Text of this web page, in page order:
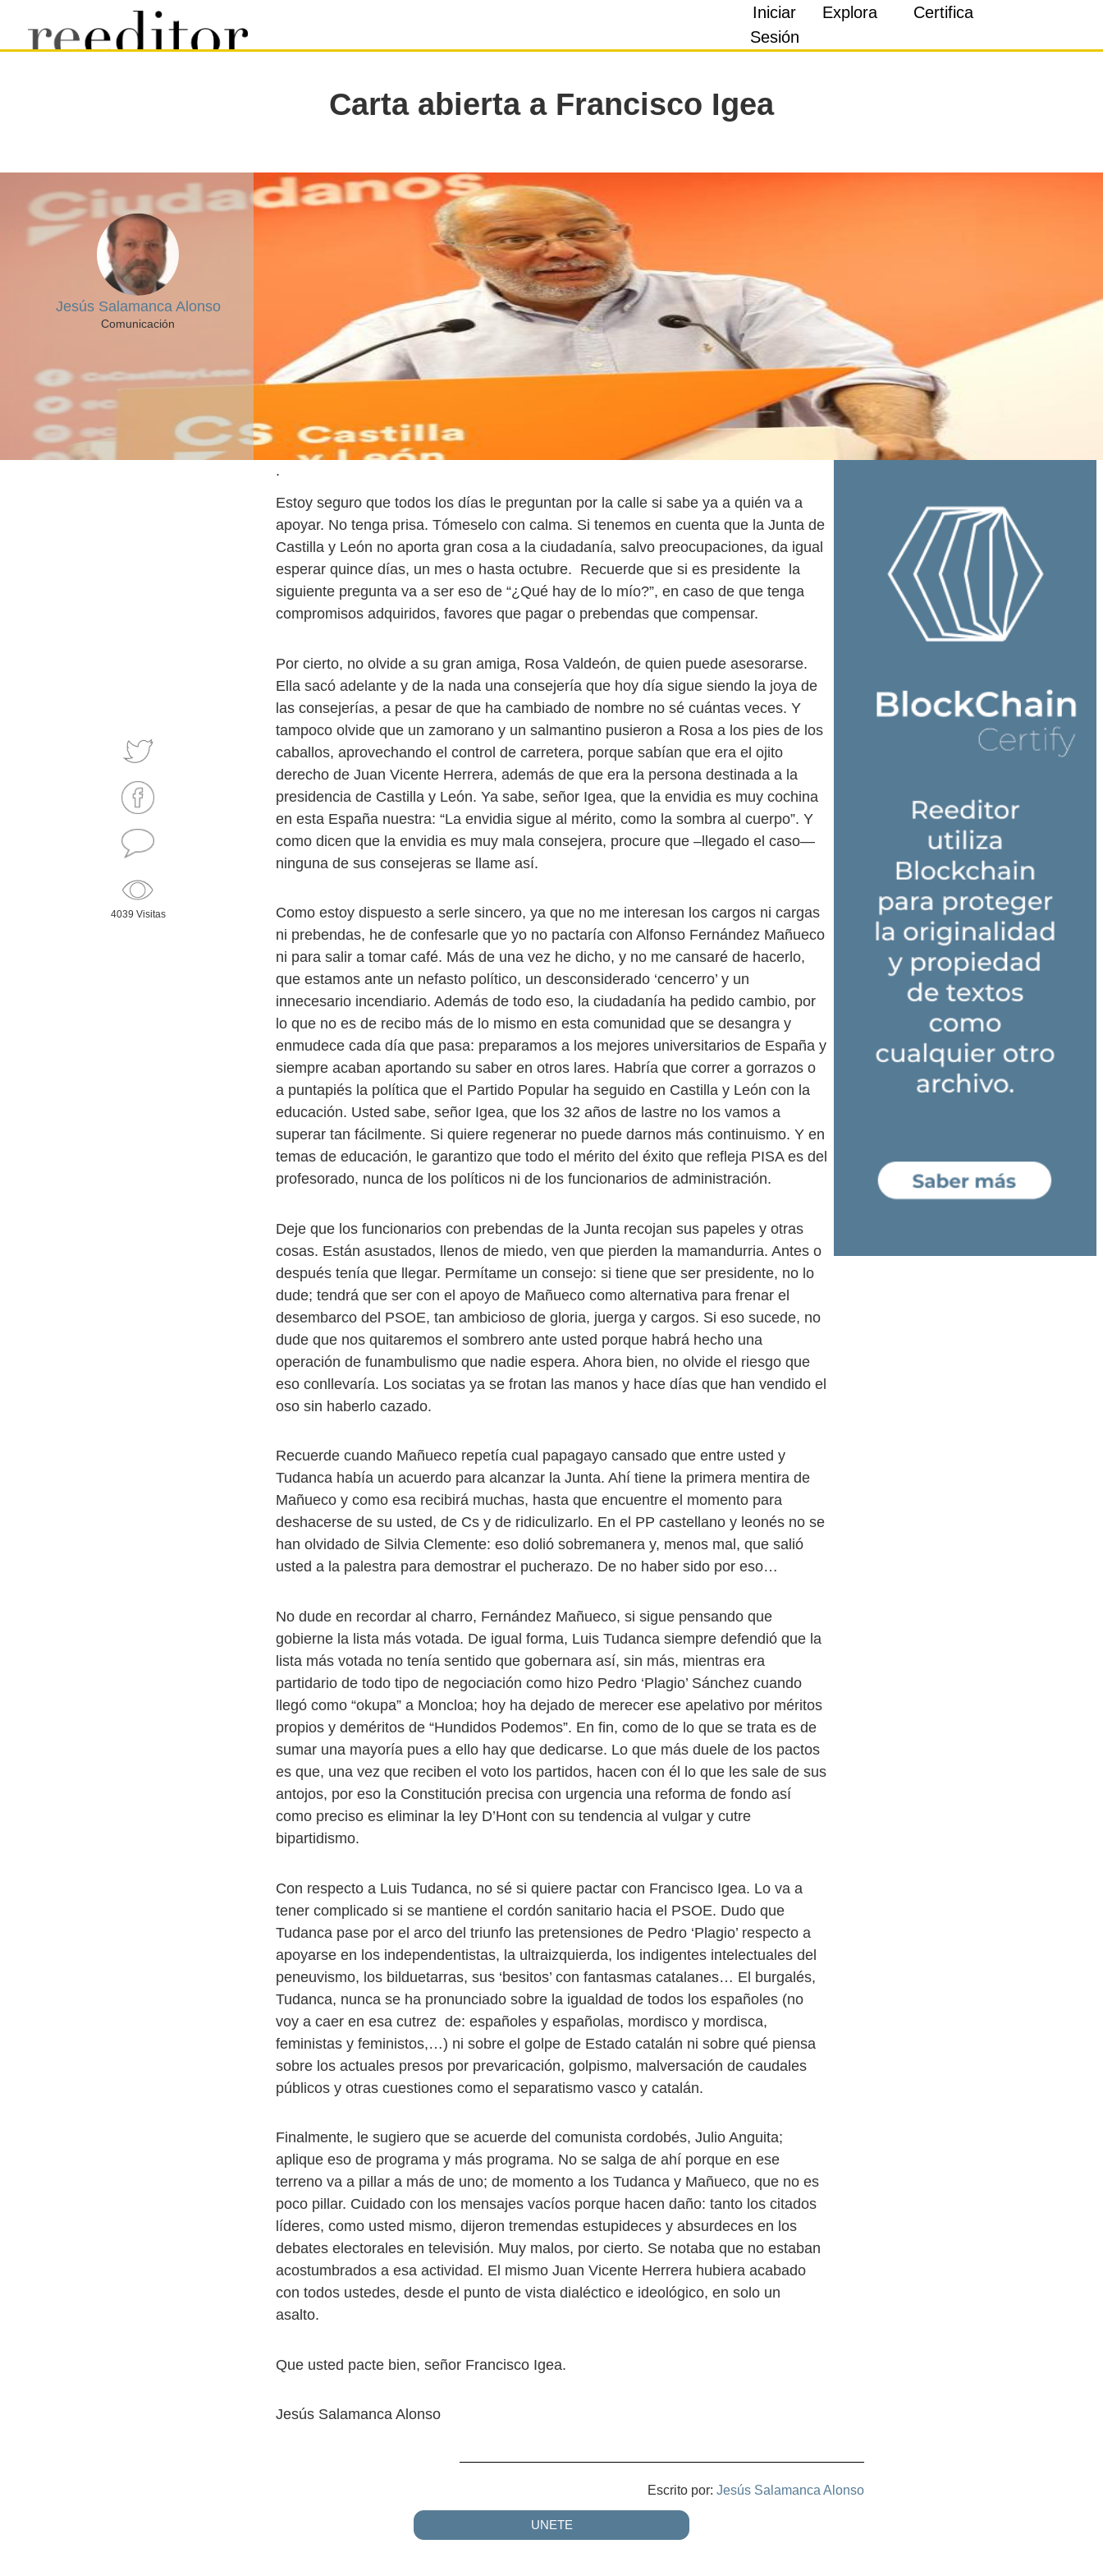
Iniciar
Sesión
Explora Certifica
Jesús Salamanca Alonso
Comunicación
Carta abierta a Francisco Igea
4039 Visitas
.
Estoy seguro que todos los días le preguntan por la calle si sabe ya a quién va a
apoyar. No tenga prisa. Tómeselo con calma. Si tenemos en cuenta que la Junta de
Castilla y León no aporta gran cosa a la ciudadanía, salvo preocupaciones, da igual
esperar quince días, un mes o hasta octubre. Recuerde que si es presidente la
siguiente pregunta va a ser eso de “¿Qué hay de lo mío?”, en caso de que tenga
compromisos adquiridos, favores que pagar o prebendas que compensar.
Por cierto, no olvide a su gran amiga, Rosa Valdeón, de quien puede asesorarse.
Ella sacó adelante y de la nada una consejería que hoy día sigue siendo la joya de
las consejerías, a pesar de que ha cambiado de nombre no sé cuántas veces. Y
tampoco olvide que un zamorano y un salmantino pusieron a Rosa a los pies de los
caballos, aprovechando el control de carretera, porque sabían que era el ojito
derecho de Juan Vicente Herrera, además de que era la persona destinada a la
presidencia de Castilla y León. Ya sabe, señor Igea, que la envidia es muy cochina
en esta España nuestra: “La envidia sigue al mérito, como la sombra al cuerpo”. Y
como dicen que la envidia es muy mala consejera, procure que –llegado el caso—
ninguna de sus consejeras se llame así.
Como estoy dispuesto a serle sincero, ya que no me interesan los cargos ni cargas
ni prebendas, he de confesarle que yo no pactaría con Alfonso Fernández Mañueco
ni para salir a tomar café. Más de una vez he dicho, y no me cansaré de hacerlo,
que estamos ante un nefasto político, un desconsiderado ‘cencerro’ y un
innecesario incendiario. Además de todo eso, la ciudadanía ha pedido cambio, por
lo que no es de recibo más de lo mismo en esta comunidad que se desangra y
enmudece cada día que pasa: preparamos a los mejores universitarios de España y
siempre acaban aportando su saber en otros lares. Habría que correr a gorrazos o
a puntapiés la política que el Partido Popular ha seguido en Castilla y León con la
educación. Usted sabe, señor Igea, que los 32 años de lastre no los vamos a
superar tan fácilmente. Si quiere regenerar no puede darnos más continuismo. Y en
temas de educación, le garantizo que todo el mérito del éxito que refleja PISA es del
profesorado, nunca de los políticos ni de los funcionarios de administración.
Deje que los funcionarios con prebendas de la Junta recojan sus papeles y otras
cosas. Están asustados, llenos de miedo, ven que pierden la mamandurria. Antes o
después tenía que llegar. Permítame un consejo: si tiene que ser presidente, no lo
dude; tendrá que ser con el apoyo de Mañueco como alternativa para frenar el
desembarco del PSOE, tan ambicioso de gloria, juerga y cargos. Si eso sucede, no
dude que nos quitaremos el sombrero ante usted porque habrá hecho una
operación de funambulismo que nadie espera. Ahora bien, no olvide el riesgo que
eso conllevaría. Los sociatas ya se frotan las manos y hace días que han vendido el
oso sin haberlo cazado.
Recuerde cuando Mañueco repetía cual papagayo cansado que entre usted y
Tudanca había un acuerdo para alcanzar la Junta. Ahí tiene la primera mentira de
Mañueco y como esa recibirá muchas, hasta que encuentre el momento para
deshacerse de su usted, de Cs y de ridiculizarlo. En el PP castellano y leonés no se
han olvidado de Silvia Clemente: eso dolió sobremanera y, menos mal, que salió
usted a la palestra para demostrar el pucherazo. De no haber sido por eso…
No dude en recordar al charro, Fernández Mañueco, si sigue pensando que
gobierne la lista más votada. De igual forma, Luis Tudanca siempre defendió que la
lista más votada no tenía sentido que gobernara así, sin más, mientras era
partidario de todo tipo de negociación como hizo Pedro ‘Plagio’ Sánchez cuando
llegó como “okupa” a Moncloa; hoy ha dejado de merecer ese apelativo por méritos
propios y deméritos de “Hundidos Podemos”. En fin, como de lo que se trata es de
sumar una mayoría pues a ello hay que dedicarse. Lo que más duele de los pactos
es que, una vez que reciben el voto los partidos, hacen con él lo que les sale de sus
antojos, por eso la Constitución precisa con urgencia una reforma de fondo así
como preciso es eliminar la ley D’Hont con su tendencia al vulgar y cutre
bipartidismo.
Con respecto a Luis Tudanca, no sé si quiere pactar con Francisco Igea. Lo va a
tener complicado si se mantiene el cordón sanitario hacia el PSOE. Dudo que
Tudanca pase por el arco del triunfo las pretensiones de Pedro ‘Plagio’ respecto a
apoyarse en los independentistas, la ultraizquierda, los indigentes intelectuales del
peneuvismo, los bilduetarras, sus ‘besitos’ con fantasmas catalanes… El burgalés,
Tudanca, nunca se ha pronunciado sobre la igualdad de todos los españoles (no
voy a caer en esa cutrez de: españoles y españolas, mordisco y mordisca,
feministas y feministos,…) ni sobre el golpe de Estado catalán ni sobre qué piensa
sobre los actuales presos por prevaricación, golpismo, malversación de caudales
públicos y otras cuestiones como el separatismo vasco y catalán.
Finalmente, le sugiero que se acuerde del comunista cordobés, Julio Anguita;
aplique eso de programa y más programa. No se salga de ahí porque en ese
terreno va a pillar a más de uno; de momento a los Tudanca y Mañueco, que no es
poco pillar. Cuidado con los mensajes vacíos porque hacen daño: tanto los citados
líderes, como usted mismo, dijeron tremendas estupideces y absurdeces en los
debates electorales en televisión. Muy malos, por cierto. Se notaba que no estaban
acostumbrados a esa actividad. El mismo Juan Vicente Herrera hubiera acabado
con todos ustedes, desde el punto de vista dialéctico e ideológico, en solo un
asalto.
Que usted pacte bien, señor Francisco Igea.
Jesús Salamanca Alonso
Escrito por: Jesús Salamanca Alonso
UNETE